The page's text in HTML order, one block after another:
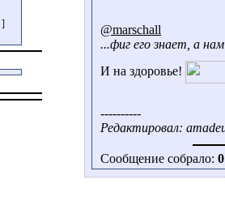
]
@marschall
...фиг его знает, а
И на здоровье!
----------
Редактировал:
Сообщение собрало: 0